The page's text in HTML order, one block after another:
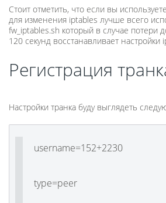
Стоит отметить, что если вы
для изменения iptables лучше всего
fw_iptables.sh который в случае потери
120 секунд восстанавливает
Регистрация
Настройки транка буду выглядеть
username=152+2230
type=peer